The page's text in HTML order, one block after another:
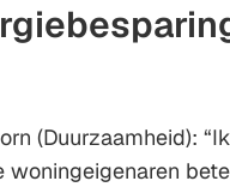
(Duurzaamheid):